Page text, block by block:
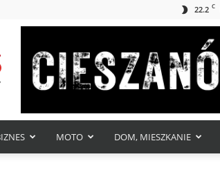
22.2 C
MOTO DOM, MIESZKANIE